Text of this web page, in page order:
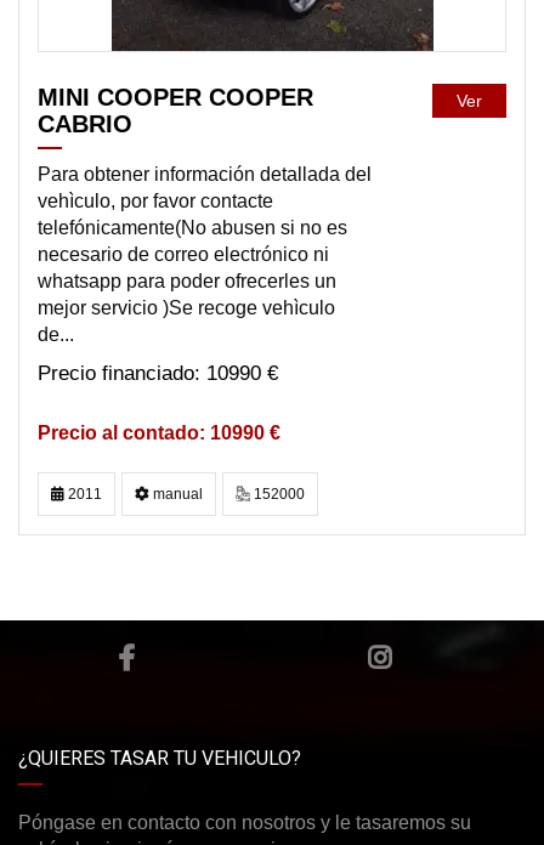
MINI COOPER COOPER
CABRIO
Para obtener información detallada del
vehìculo, por favor contacte
telefónicamente(No abusen si no es
necesario de correo electrónico ni
whatsapp para poder ofrecerles un
mejor servicio )Se recoge vehìculo
de...
10990 €
10990 €
Ver
2011 manual 152000
¿QUIERES TASAR TU VEHICULO?
Póngase en contacto con nosotros y le tasaremos su